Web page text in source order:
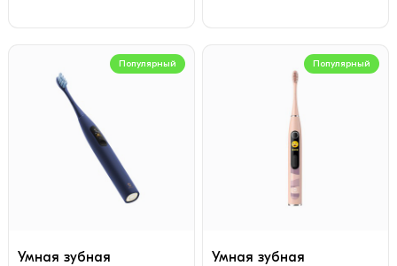
Популярный
Умная зубная
Популярный
Умная зубная